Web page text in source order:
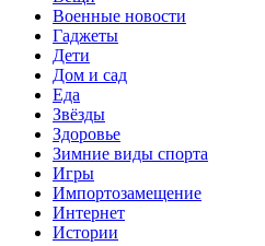
Военные новости
Гаджеты
Дети
Дом и сад
Еда
Звёзды
Здоровье
Зимние виды спорта
Игры
Импортозамещение
Интернет
Истории